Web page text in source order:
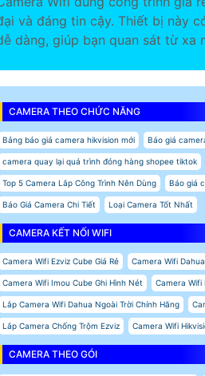
và đáng tin cậy. Thiết bị này
dàng, giúp bạn quan sát từ xa
CAMERA THEO CHỨC NĂNG
Bảng báo giá camera hikvision mới Báo giá
camera quay lại quá trình đóng hàng shopee tiktok
Top 5 Camera Lắp Công Trình Nên Dùng Báo giá
Báo Giá Camera Chi Tiết Loại Camera Tốt Nhất
CAMERA KẾT NỐI WIFI
Camera Wifi Ezviz Cube Giá Rẻ Camera Wifi
Camera Wifi Imou Cube Ghi Hình Nét Camera Wifi
Lắp Camera Wifi Dahua Ngoài Trời Chính Hãng
Lắp Camera Chống Trộm Ezviz Camera Wifi
CAMERA THEO GÓI